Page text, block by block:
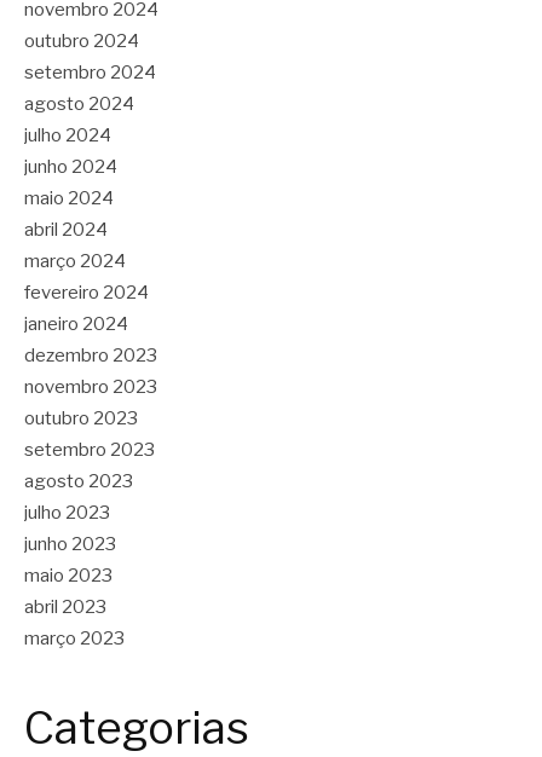
novembro 2024
outubro 2024
setembro 2024
agosto 2024
julho 2024
junho 2024
maio 2024
abril 2024
março 2024
fevereiro 2024
janeiro 2024
dezembro 2023
novembro 2023
outubro 2023
setembro 2023
agosto 2023
julho 2023
junho 2023
maio 2023
abril 2023
março 2023
Categorias